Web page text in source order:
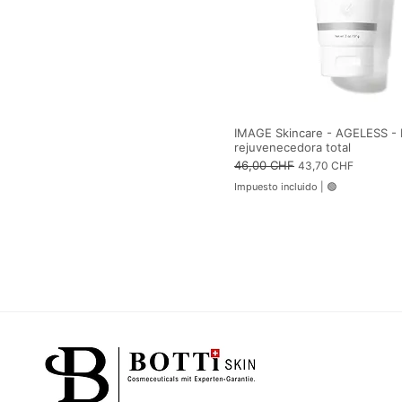
IMAGE Skincare - AGELESS -
rejuvenecedora total
Precio
46,00 CHF Precio de oferta
43,70 CHF
Impuesto incluido 🟢